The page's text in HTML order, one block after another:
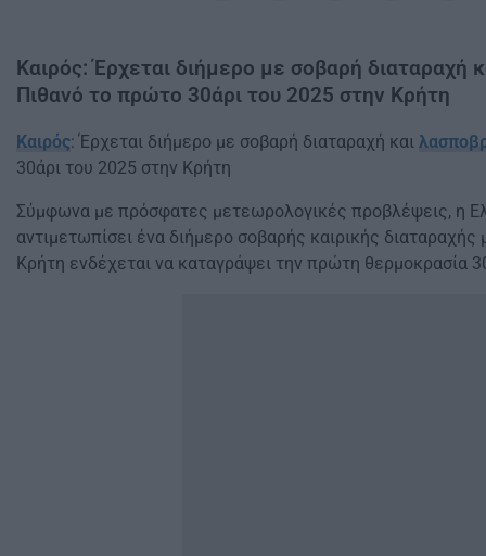
Καιρός: Έρχεται διήμερο με σοβαρή διαταραχή
Πιθανό το πρώτο 30άρι του 2025 στην Κρήτη
Καιρός: Έρχεται διήμερο με σοβαρή διαταραχή και
30άρι του 2025 στην Κρήτη
Σύμφωνα με πρόσφατες μετεωρολογικές προβλέψεις, η
αντιμετωπίσει ένα διήμερο σοβαρής καιρικής
Κρήτη ενδέχεται να καταγράψει την πρώτη θερμοκρασία